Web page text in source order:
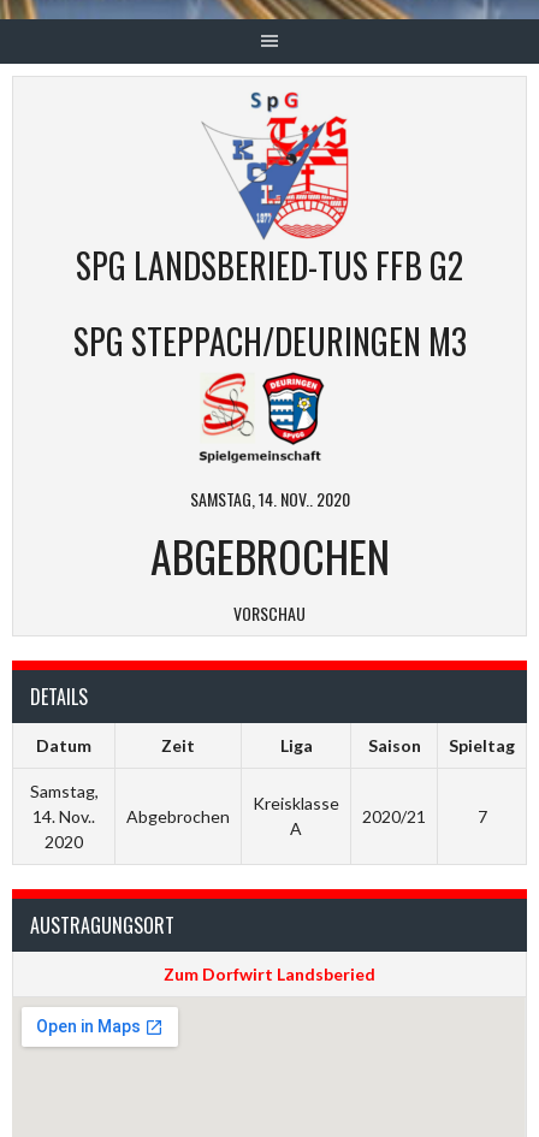
SPG LANDSBERIED-TUS FFB G2
SPG STEPPACH/DEURINGEN M3
SAMSTAG, 14. NOV.. 2020
ABGEBROCHEN
VORSCHAU
DETAILS
Datum Zeit Liga Saison Spieltag
Samstag,
14. Nov..
2020
Abgebrochen
Kreisklasse
A
2020/21 7
AUSTRAGUNGSORT
Zum Dorfwirt Landsberied